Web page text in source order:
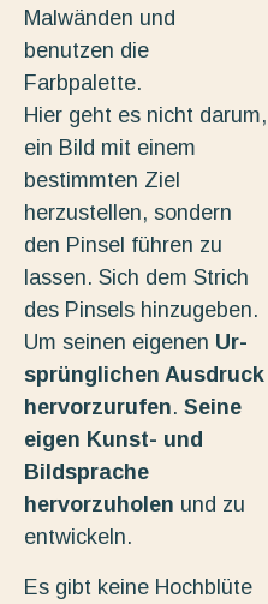
Malwänden und
benutzen die
Farbpalette.
Hier geht es nicht darum,
ein Bild mit einem
bestimmten Ziel
herzustellen, sondern
den Pinsel führen zu
lassen. Sich dem Strich
des Pinsels hinzugeben.
Um seinen eigenen Ur-
sprünglichen Ausdruck
hervorzurufen. Seine
eigen Kunst- und
Bildsprache
hervorzuholen und zu
entwickeln.
Es gibt keine Hochblüte